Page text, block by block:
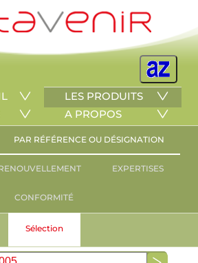
LES PRODUITS
A PROPOS
PAR RÉFÉRENCE OU DÉSIGNATION
EXPERTISES
CONFORMITÉ
Sélection